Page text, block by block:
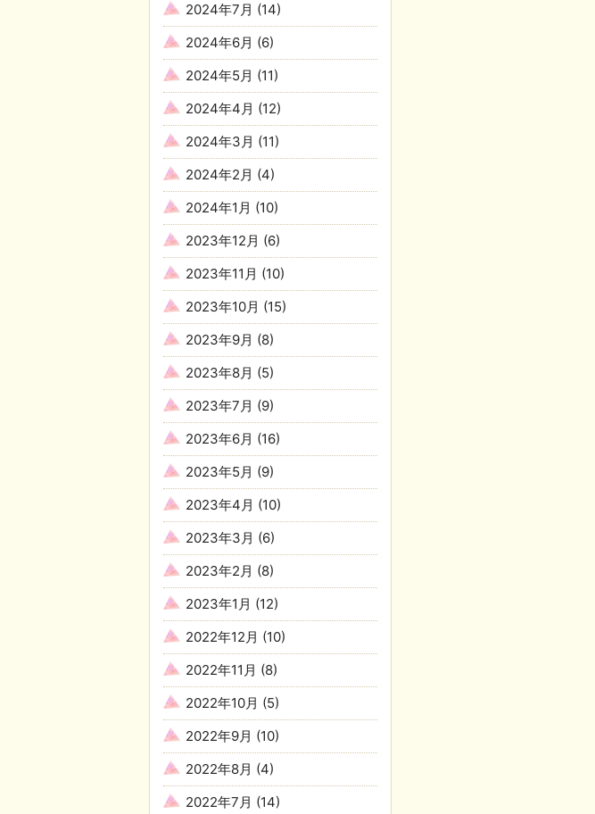
2024年7月 (14)
2024年6月 (6)
2024年5月 (11)
2024年4月 (12)
2024年3月 (11)
2024年2月 (4)
2024年1月 (10)
2023年12月 (6)
2023年11月 (10)
2023年10月 (15)
2023年9月 (8)
2023年8月 (5)
2023年7月 (9)
2023年6月 (16)
2023年5月 (9)
2023年4月 (10)
2023年3月 (6)
2023年2月 (8)
2023年1月 (12)
2022年12月 (10)
2022年11月 (8)
2022年10月 (5)
2022年9月 (10)
2022年8月 (4)
2022年7月 (14)